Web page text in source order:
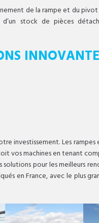
de la rampe et du pivot
stock de pièces
investissement. Les
vos machines en tenant
pour les meilleurs
en France, avec le plus